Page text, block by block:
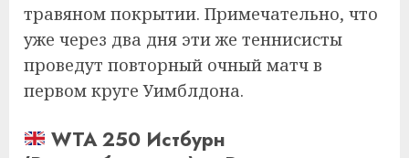
травяном покрытии. Примечательно, что
уже через два дня эти же теннисисты
проведут повторный очный матч в
первом круге Уимблдона.
WTA 250 Истбурн